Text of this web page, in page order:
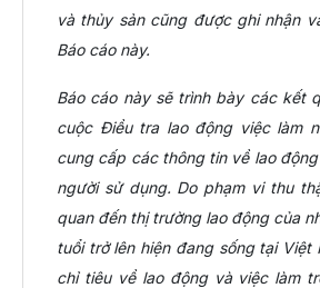
và thủy sản cũng được ghi nhận
Báo cáo này.
Báo cáo này sẽ trình bày các kết
cuộc Điều tra lao động việc làm
cung cấp các thông tin về lao
người sử dụng. Do phạm vi thu
quan đến thị trường lao động của
tuổi trở lên hiện đang sống tại Việt
chỉ tiêu về lao động và việc làm